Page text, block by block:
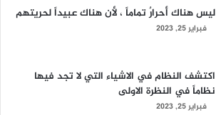
ليس هناك أحرارٌ تماماً ، لأن هناك عبيداً لحريتهم
فبراير 25, 2023
اكتشف النظام في الاشياء التي لا تجد فيها
نظاماً في النظرة الاولى
فبراير 25, 2023